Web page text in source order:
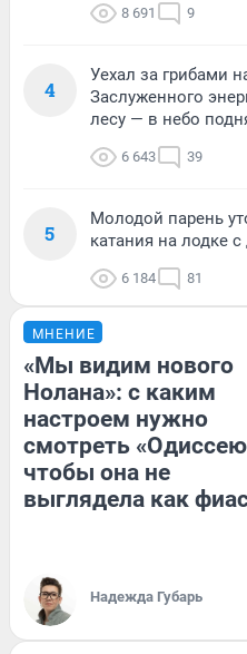
8 691 9
4
Уехал за грибами
Заслуженного
лесу — в небо
6 643 39
5
Молодой парень
катания на лодке
6 184 81
МНЕНИЕ
«Мы видим нового
Нолана»: с каким
настроем нужно
смотреть
чтобы она не
выглядела как
Надежда Губарь